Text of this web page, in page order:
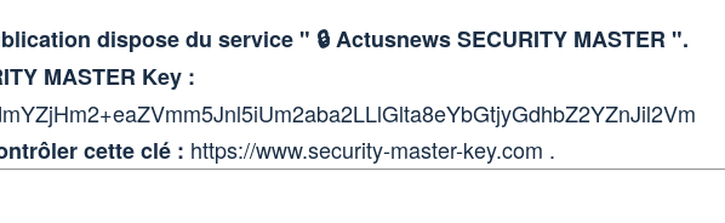
dispose du service " 🔒 Actusnews SECURITY MASTER ".
MASTER Key :
cette clé : https://www.security-master-key.com .